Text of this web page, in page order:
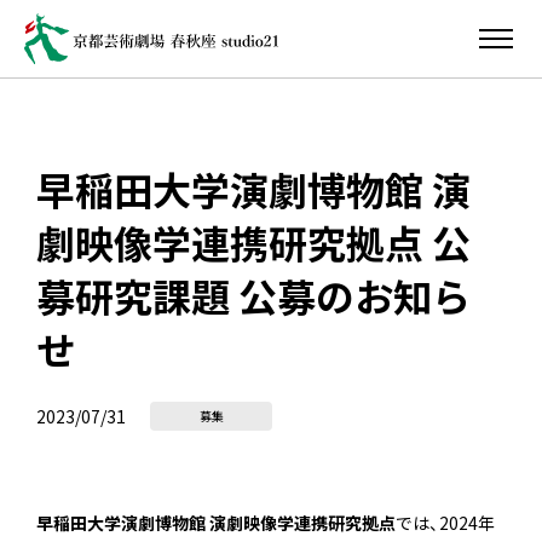
早稲田大学演劇博物館 演
劇映像学連携研究拠点 公
募研究課題 公募のお知ら
せ
2023/07/31 募集
早稲田大学演劇博物館 演劇映像学連携研究拠点では、2024年